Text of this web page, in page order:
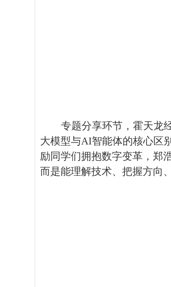
专题分享环节，霍天龙
大模型与AI智能体的核心区
励同学们拥抱数字变革，郑
而是能理解技术、把握方向